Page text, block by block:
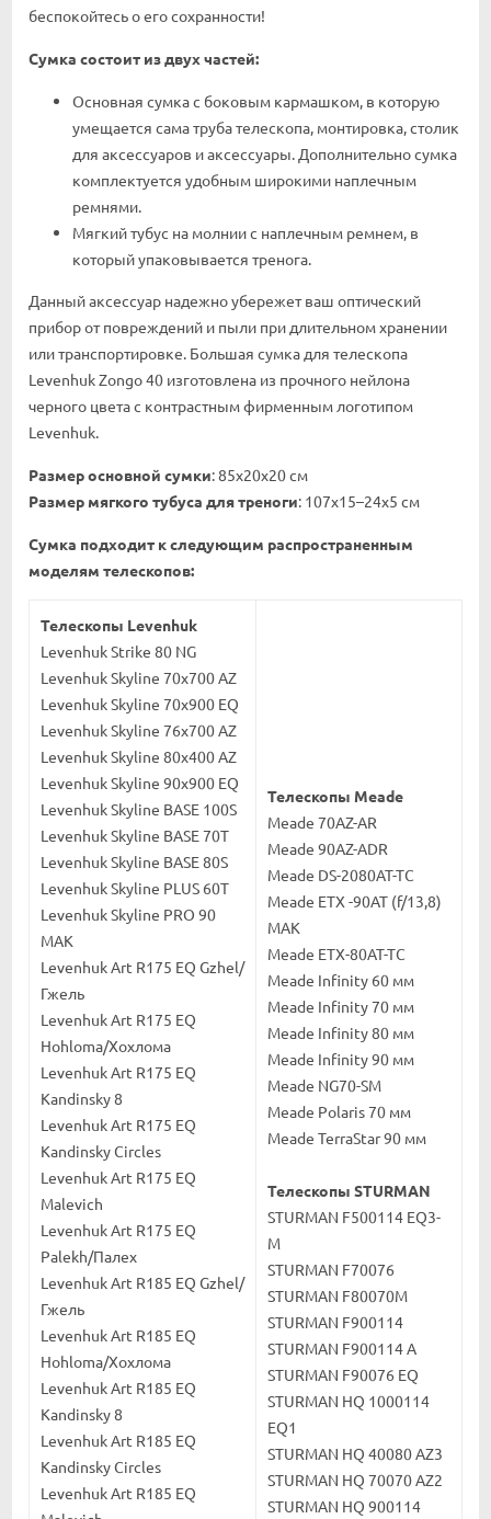
беспокойтесь о его сохранности!
Сумка состоит из двух частей:
Основная сумка с боковым кармашком, в которую
умещается сама труба телескопа, монтировка, столик
для аксессуаров и аксессуары. Дополнительно сумка
комплектуется удобным широкими наплечным
ремнями.
Мягкий тубус на молнии с наплечным ремнем, в
который упаковывается тренога.
Данный аксессуар надежно убережет ваш оптический
прибор от повреждений и пыли при длительном хранении
или транспортировке. Большая сумка для телескопа
Levenhuk Zongo 40 изготовлена из прочного нейлона
черного цвета с контрастным фирменным логотипом
Levenhuk.
Размер основной сумки: 85х20х20 см
Размер мягкого тубуса для треноги: 107x15–24x5 см
Сумка подходит к следующим распространенным
моделям телескопов:
Телескопы Levenhuk
Levenhuk Strike 80 NG
Levenhuk Skyline 70х700 AZ
Levenhuk Skyline 70х900 EQ
Levenhuk Skyline 76x700 AZ
Levenhuk Skyline 80х400 AZ
Levenhuk Skyline 90х900 EQ
Levenhuk Skyline BASE 100S
Levenhuk Skyline BASE 70T
Levenhuk Skyline BASE 80S
Levenhuk Skyline PLUS 60T
Levenhuk Skyline PRO 90
MAK
Levenhuk Art R175 EQ Gzhel/
Гжель
Levenhuk Art R175 EQ
Hohloma/Хохлома
Levenhuk Art R175 EQ
Kandinsky 8
Levenhuk Art R175 EQ
Kandinsky Сircles
Levenhuk Art R175 EQ
Malevich
Levenhuk Art R175 EQ
Palekh/Палех
Levenhuk Art R185 EQ Gzhel/
Гжель
Levenhuk Art R185 EQ
Hohloma/Хохлома
Levenhuk Art R185 EQ
Kandinsky 8
Levenhuk Art R185 EQ
Kandinsky Сircles
Levenhuk Art R185 EQ
Телескопы Meade
Meade 70AZ-AR
Meade 90AZ-ADR
Meade DS-2080AT-TC
Meade ETX -90AT (f/13,8)
MAK
Meade ETX-80AT-TC
Meade Infinity 60 мм
Meade Infinity 70 мм
Meade Infinity 80 мм
Meade Infinity 90 мм
Meade NG70-SM
Meade Polaris 70 мм
Meade TerraStar 90 мм
Телескопы STURMAN
STURMAN F500114 EQ3-
M
STURMAN F70076
STURMAN F80070М
STURMAN F900114
STURMAN F900114 A
STURMAN F90076 EQ
STURMAN HQ 1000114
EQ1
STURMAN HQ 40080 AZ3
STURMAN HQ 70070 AZ2
STURMAN HQ 900114